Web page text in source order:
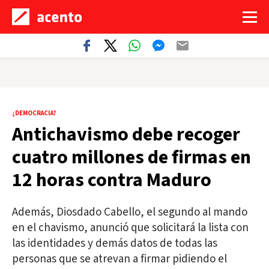
¿DEMOCRACIA?
Antichavismo debe recoger
cuatro millones de firmas en
12 horas contra Maduro
Además, Diosdado Cabello, el segundo al mando
en el chavismo, anunció que solicitará la lista con
las identidades y demás datos de todas las
personas que se atrevan a firmar pidiendo el